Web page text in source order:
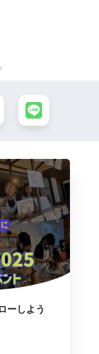
ーしよう